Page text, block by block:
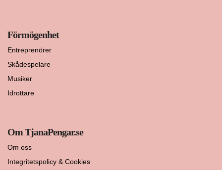
Förmögenhet
Entreprenörer
Skådespelare
Musiker
Idrottare
Om TjanaPengar.se
Om oss
Integritetspolicy & Cookies